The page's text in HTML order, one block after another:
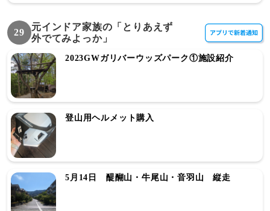
29
元インドア家族の「とりあえず
外でてみよっか」
2023GWガリバーウッズパーク①施設紹介
登山用ヘルメット購入
5月14日 醍醐山・牛尾山・音羽山 縦走